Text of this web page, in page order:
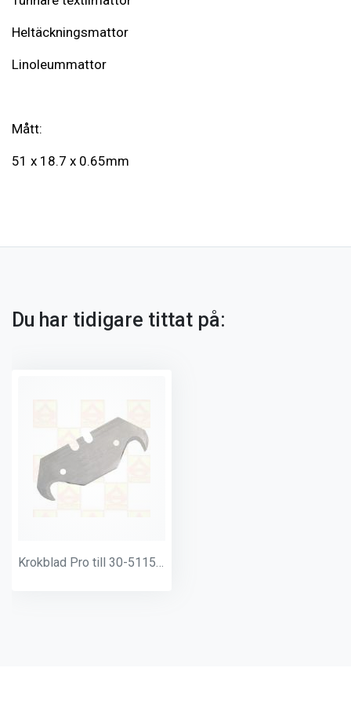
Heltäckningsmattor
Linoleummattor
Mått:
51 x 18.7 x 0.65mm
Du har tidigare tittat på:
Krokblad Pro till 30-5115 10-pack